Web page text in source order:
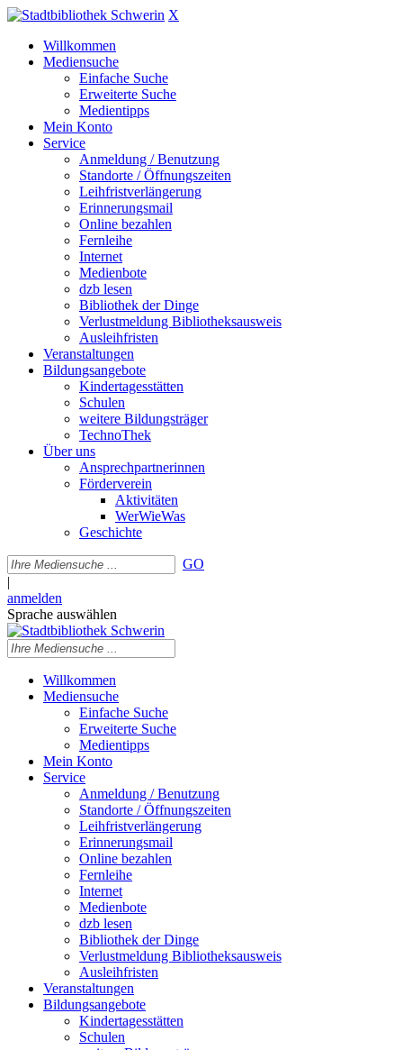
X
Willkommen
Mediensuche
Einfache Suche
Erweiterte Suche
Medientipps
Mein Konto
Service
Anmeldung / Benutzung
Standorte / Öffnungszeiten
Leihfristverlängerung
Erinnerungsmail
Online bezahlen
Fernleihe
Internet
Medienbote
dzb lesen
Bibliothek der Dinge
Verlustmeldung Bibliotheksausweis
Ausleihfristen
Veranstaltungen
Bildungsangebote
Kindertagesstätten
Schulen
weitere Bildungsträger
TechnoThek
Über uns
Ansprechpartnerinnen
Förderverein
Aktivitäten
WerWieWas
Geschichte
GO
|
anmelden
Sprache auswählen
Willkommen
Mediensuche
Einfache Suche
Erweiterte Suche
Medientipps
Mein Konto
Service
Anmeldung / Benutzung
Standorte / Öffnungszeiten
Leihfristverlängerung
Erinnerungsmail
Online bezahlen
Fernleihe
Internet
Medienbote
dzb lesen
Bibliothek der Dinge
Verlustmeldung Bibliotheksausweis
Ausleihfristen
Veranstaltungen
Bildungsangebote
Kindertagesstätten
Schulen